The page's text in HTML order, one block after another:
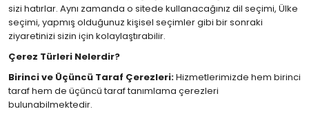
sizi hatırlar. Aynı zamanda o sitede kullanacağınız dil seçimi, Ülke
seçimi, yapmış olduğunuz kişisel seçimler gibi bir sonraki
ziyaretinizi sizin için kolaylaştırabilir.
Çerez Türleri Nelerdir?
Birinci ve Üçüncü Taraf Çerezleri: Hizmetlerimizde hem birinci
taraf hem de üçüncü taraf tanımlama çerezleri
bulunabilmektedir.